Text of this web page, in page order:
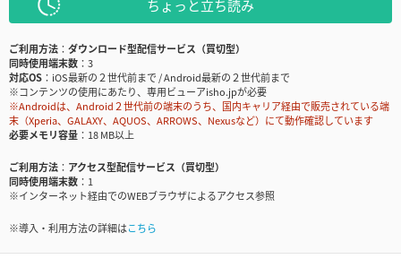
ちょっと立ち読み
ご利用方法
ダウンロード型配信サービス（買切型）
同時使用端末数
3
対応OS
iOS最新の２世代前まで / Android最新の２世代前まで
※コンテンツの使用にあたり、専用ビューアisho.jpが必要
※Androidは、Android２世代前の端末のうち、国内キャリア経由で販売されている端
末（Xperia、GALAXY、AQUOS、ARROWS、Nexusなど）にて動作確認しています
必要メモリ容量
18 MB以上
ご利用方法
アクセス型配信サービス（買切型）
同時使用端末数
1
※インターネット経由でのWEBブラウザによるアクセス参照
※導入・利用方法の詳細はこちら